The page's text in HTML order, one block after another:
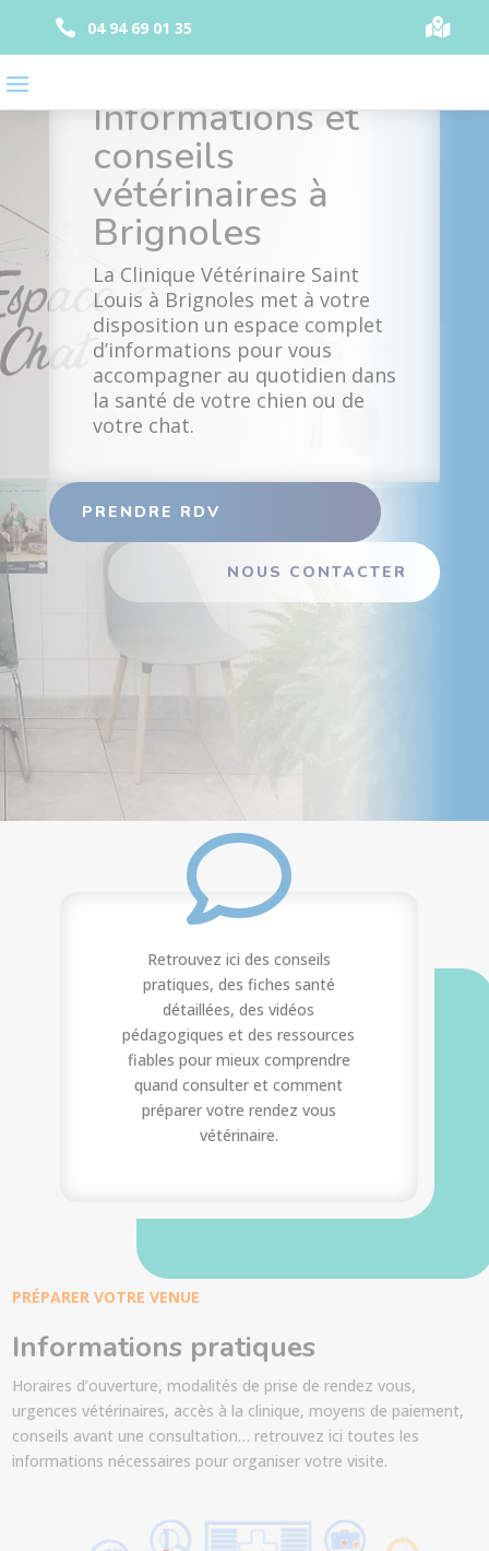
Panneau de gestion des cookies
 04 94 69 01 35 
PRENDRE RDV
NOUS CONTACTER
Informations et
conseils
vétérinaires à
Brignoles
La Clinique Vétérinaire Saint
Louis à Brignoles met à votre
disposition un espace complet
d’informations pour vous
accompagner au quotidien dans
la santé de votre chien ou de
votre chat.
Retrouvez ici des conseils
pratiques, des fiches santé
détaillées, des vidéos
pédagogiques et des ressources
fiables pour mieux comprendre
quand consulter et comment
préparer votre rendez vous
vétérinaire.

Informations pratiques
PRÉPARER VOTRE VENUE
Horaires d’ouverture, modalités de prise de rendez vous,
urgences vétérinaires, accès à la clinique, moyens de paiement,
conseils avant une consultation… retrouvez ici toutes les
informations nécessaires pour organiser votre visite.